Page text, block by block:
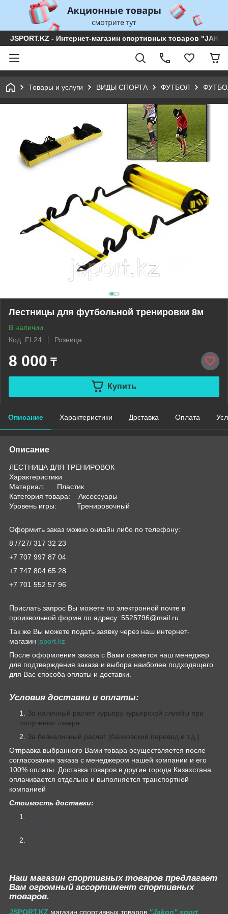
JSPORT.KZ - Интернет-магазин спортивных товаров
Товары и услуги ВИДЫ СПОРТА ФУТБОЛ
Лестницы для футбольной тренировки 8м
В наличии
Код: FL24
Розница
8 000 ₸
Купить
Описание Характеристики Доставка Оплата
Описание
ЛЕСТНИЦА ДЛЯ ТРЕНИРОВОК
Характеристики
Материал: Пластик
Категория товара: Аксессуары
Уровень игры: Тренировочный
Оформить заказ можно онлайн либо по телефону:
8 /727/ 317 32 23
+7 707 997 87 04
+7 747 804 65 28
+7 701 552 57 96
Прислать запрос Вы можете по электронной почте в
произвольной форме по адресу: 5525796@mail.ru
Так же Вы можете подать заявку через наш интернет-
магазин jsport.kz
После оформления заказа с Вами свяжется наш менеджер
для подтверждения заказа и выбора наиболее подходящего
для Вас способа оплаты и доставки.
Условия доставки и оплаты:
За наличный расчет курьеру курьерской службы при
получении товара.
За безналичный расчет (банковский перевод и т.д.)
Отправка выбранного Вами товара осуществляется после
согласования заказа с менеджером нашей компании и его
100% оплаты. Доставка товаров в другие города Казахстана
оплачивается отдельно и выполняется транспортной
компанией
Стоимость доставки:
Наш магазин спортивных товаров предлагает
Вам огромный ассортимент спортивных
товаров.
JSPORT.KZ магазин спортивных товаров "Jakon" sport